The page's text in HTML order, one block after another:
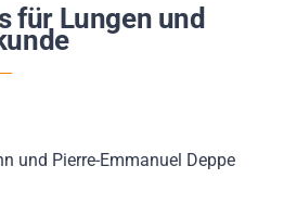
für Lungen und
und Pierre-Emmanuel Deppe